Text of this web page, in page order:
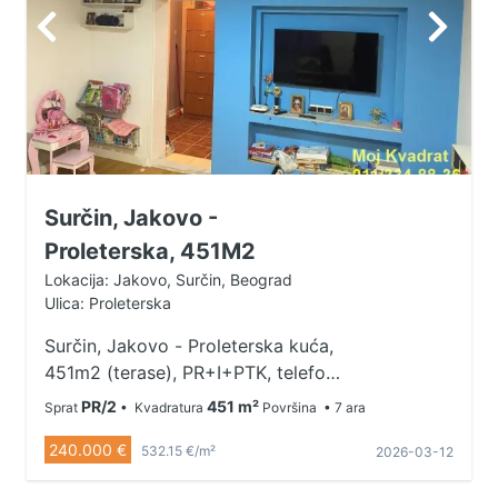
Surčin, Jakovo -
Proleterska, 451M2
Lokacija: Jakovo, Surčin, Beograd
Ulica: Proleterska
Surčin, Jakovo - Proleterska kuća,
451m2 (terase), PR+I+PTK, telefon,
podrum, struja, voda, asfalt, plac
i manastira Fenek, 10 km do bloka
72 na Novom Beogradu, 24 km
Sprat PR/2 • Kvadratura 451 m² Površina • 7 ara
240.000 € 532.15 €/m² 2026-03-12